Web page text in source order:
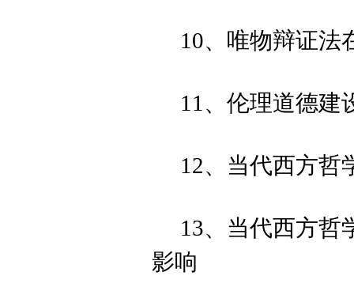
10、唯物辩证法
11、伦理道德建
12、当代西方哲
13、当代西方哲
影响